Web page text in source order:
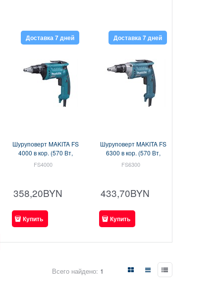
Шуруповерт MAKITA FS
4000 в кор. (570 Вт,
патрон внутр. шестигр.
FS4000
Доставка 7 дней
358,20BYN
Купить
Шуруповерт MAKITA FS
6300 в кор. (570 Вт,
патрон внутр. шестигр.
FS6300
Доставка 7 дней
433,70BYN
Купить
Всего найдено: 1